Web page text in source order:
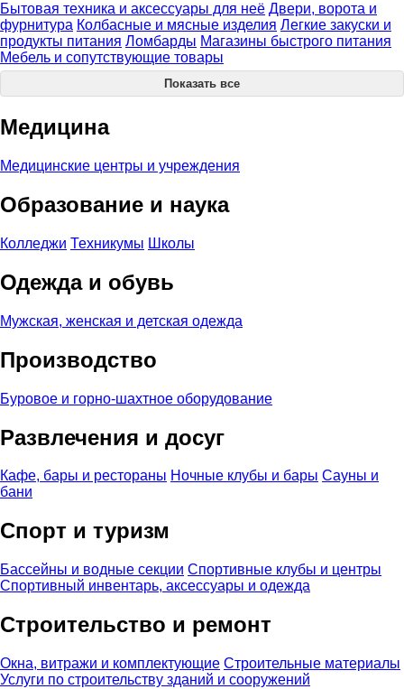
Бытовая техника и аксессуары для неё Двери, ворота и
фурнитура Колбасные и мясные изделия Легкие закуски и
продукты питания Ломбарды Магазины быстрого питания
Мебель и сопутствующие товары
Показать все
Медицина
Медицинские центры и учреждения
Образование и наука
Колледжи Техникумы Школы
Одежда и обувь
Мужская, женская и детская одежда
Производство
Буровое и горно-шахтное оборудование
Развлечения и досуг
Кафе, бары и рестораны Ночные клубы и бары Сауны и
бани
Спорт и туризм
Бассейны и водные секции Спортивные клубы и центры
Спортивный инвентарь, аксессуары и одежда
Строительство и ремонт
Окна, витражи и комплектующие Строительные материалы
Услуги по строительству зданий и сооружений